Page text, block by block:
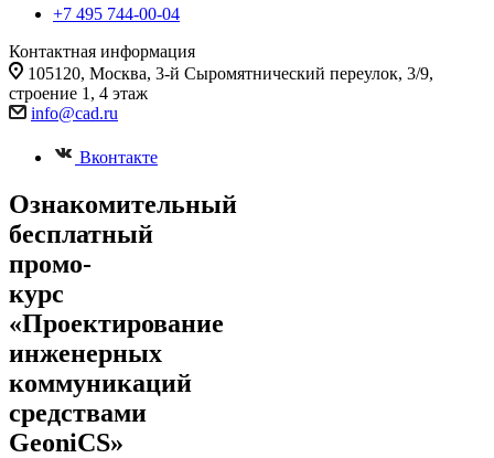
+7 495 744-00-04
Контактная информация
105120, Москва, 3-й Сыромятнический переулок, 3/9,
строение 1, 4 этаж
info@cad.ru
Вконтакте
Ознакомительный
бесплатный
промо-
курс
«Проектирование
инженерных
коммуникаций
средствами
GeoniCS»